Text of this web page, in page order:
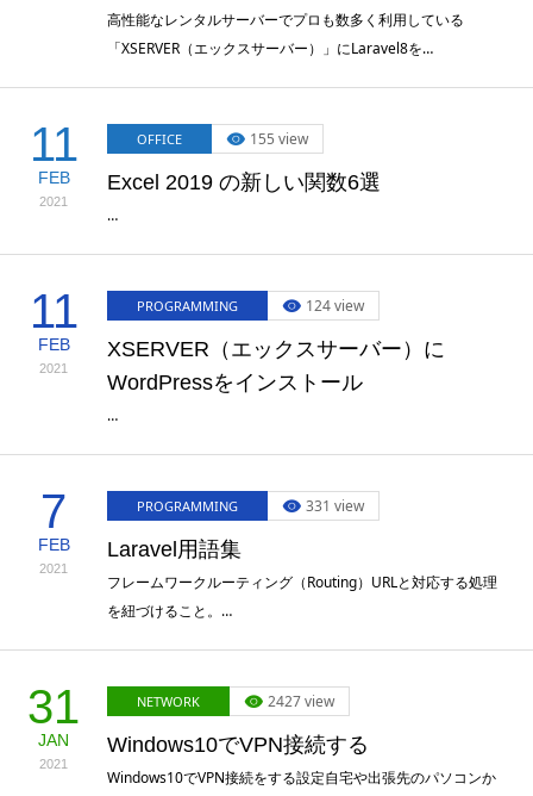
高性能なレンタルサーバーでプロも数多く利用している
「XSERVER（エックスサーバー）」にLaravel8を…
11
FEB
2021
OFFICE 155 view
Excel 2019 の新しい関数6選
…
11
FEB
2021
PROGRAMMING 124 view
XSERVER（エックスサーバー）に
WordPressをインストール
…
7
FEB
2021
PROGRAMMING 331 view
Laravel用語集
フレームワークルーティング（Routing）URLと対応する処理
を紐づけること。…
31
JAN
2021
NETWORK 2427 view
Windows10でVPN接続する
Windows10でVPN接続をする設定自宅や出張先のパソコンか